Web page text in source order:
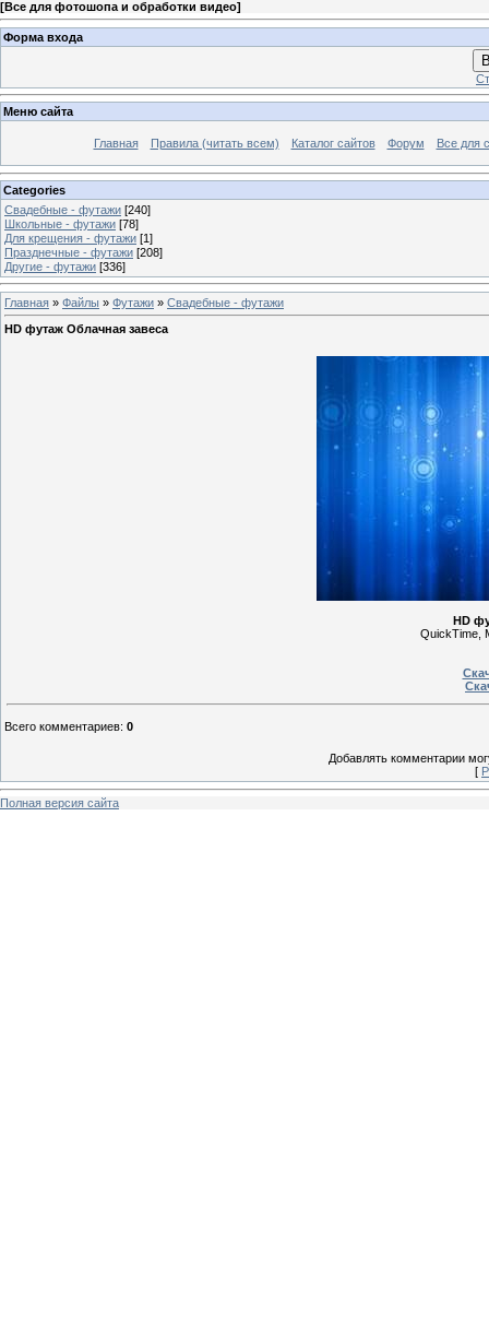
[Все для фотошопа и обработки видео]
Форма входа
Меню сайта
Главная Правила (читать всем) Каталог сайтов Форум Все для
Categories
Свадебные - футажи [240]
Школьные - футажи [78]
Для крещения - футажи [1]
Празднечные - футажи [208]
Другие - футажи [336]
Главная » Файлы » Футажи » Свадебные - футажи
HD футаж Облачная завеса
HD
QuickTime,
Всего комментариев: 0
Добавлять комментарии
[
Полная версия сайта